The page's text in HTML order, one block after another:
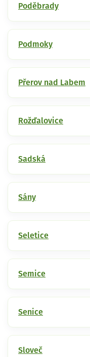
Poděbrady
Podmoky
Přerov nad Labem
Rožďalovice
Sadská
Sány
Seletice
Semice
Senice
Sloveč